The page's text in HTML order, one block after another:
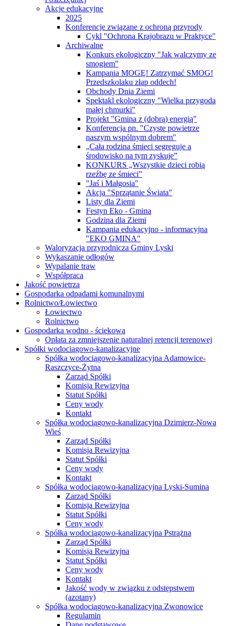
Akcje edukacyjne
2025
Konferencje związane z ochroną przyrody
Cykl "Ochrona Krajobrazu w Praktyce"
Archiwalne
Konkurs ekologiczny "Jak walczymy ze
smogiem"
Kampania MOGĘ! Zatrzymać SMOG!
Przedszkolaku złap oddech!
Obchody Dnia Ziemi
Spektakl ekologiczny "Wielka przygoda
małej chmurki"
Projekt "Gmina z (dobrą) energią"
Konferencja pn. "Czyste powietrze
naszym wspólnym dobrem"
„Cała rodzina śmieci segreguje a
środowisko na tym zyskuje”
KONKURS „Wszystkie dzieci robią
rzeźbę ze śmieci”
"Jaś i Małgosia"
Akcja "Sprzątanie Świata"
Listy dla Ziemi
Festyn Eko - Gmina
Godzina dla Ziemi
Kampania edukacyjno - informacyjna
"EKO GMINA"
Waloryzacja przyrodnicza Gminy Lyski
Wykaszanie odłogów
Wypalanie traw
Współpraca
Jakość powietrza
Gospodarka odpadami komunalnymi
Rolnictwo/Łowiectwo
Łowiectwo
Rolnictwo
Gospodarka wodno - ściekowa
Opłata za zmniejszenie naturalnej retencji terenowej
Spółki wodociągowo-kanalizacyjne
Spółka wodociągowo-kanalizacyjna Adamowice-
Raszczyce-Żytna
Zarząd Spółki
Komisja Rewizyjna
Statut Spółki
Ceny wody
Kontakt
Spółka wodociągowo-kanalizacyjna Dzimierz-Nowa
Wieś
Zarząd Spółki
Komisja Rewizyjna
Statut Spółki
Ceny wody
Kontakt
Spółka wodociągowo-kanalizacyjna Lyski-Sumina
Zarząd Spółki
Komisja Rewizyjna
Statut Spółki
Ceny wody
Spółka wodociągowo-kanalizacyjna Pstrążna
Zarząd Spółki
Komisja Rewizyjna
Statut Spółki
Ceny wody
Kontakt
Jakość wody w związku z odstępstwem
(azotany)
Spółka wodociągowo-kanalizacyjna Zwonowice
Regulamin